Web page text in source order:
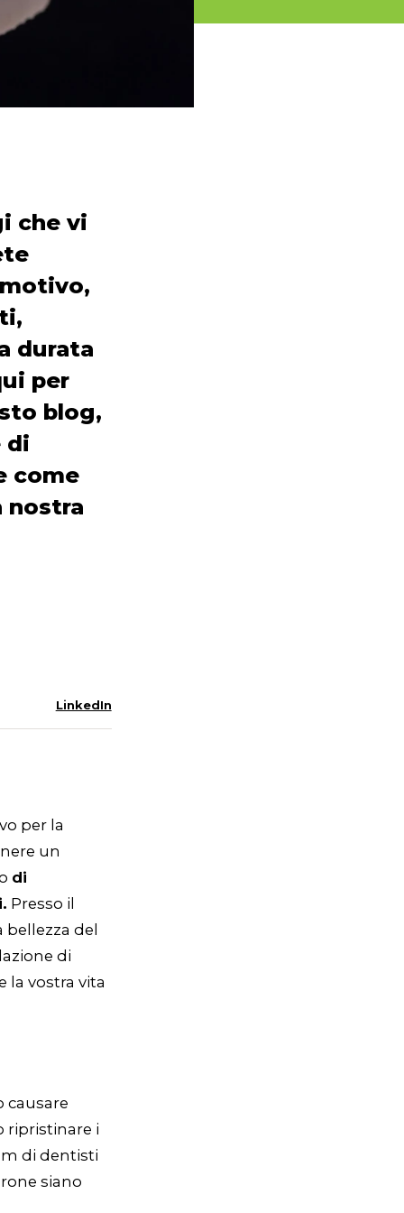
che vi
durata
per
blog,
di
come
nostra
LinkedIn
per la
un
di
Presso il
del
di
la vostra vita
causare
ripristinare i
di dentisti
siano